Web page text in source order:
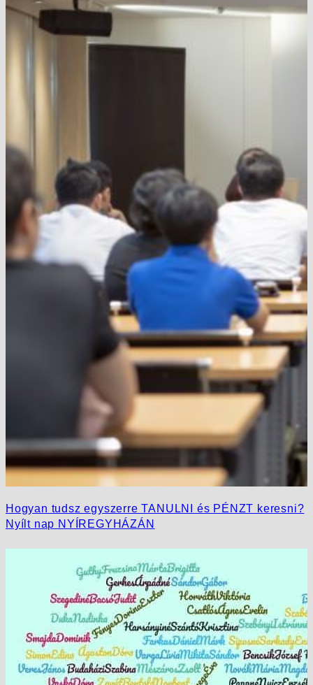
Hogyan tudsz egyszerre TANULNI és PÉNZT keresni?
Nyílt nap NYÍREGYHÁZÁN